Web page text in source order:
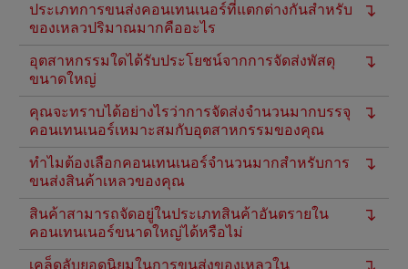
ประเภทการขนส่งคอนเทนเนอร์ที่แตกต่างกันสําหรับ
ของเหลวปริมาณมากคืออะไร
อุตสาหกรรมใดได้รับประโยชน์จากการจัดส่งพัสดุ
ขนาดใหญ่
คุณจะทราบได้อย่างไรว่าการจัดส่งจํานวนมากบรรจุ
คอนเทนเนอร์เหมาะสมกับอุตสาหกรรมของคุณ
ทําไมต้องเลือกคอนเทนเนอร์จํานวนมากสําหรับการ
ขนส่งสินค้าเหลวของคุณ
สินค้าสามารถจัดอยู่ในประเภทสินค้าอันตรายใน
คอนเทนเนอร์ขนาดใหญ่ได้หรือไม่
เคล็ดลับยอดนิยมในการขนส่งของเหลวใน